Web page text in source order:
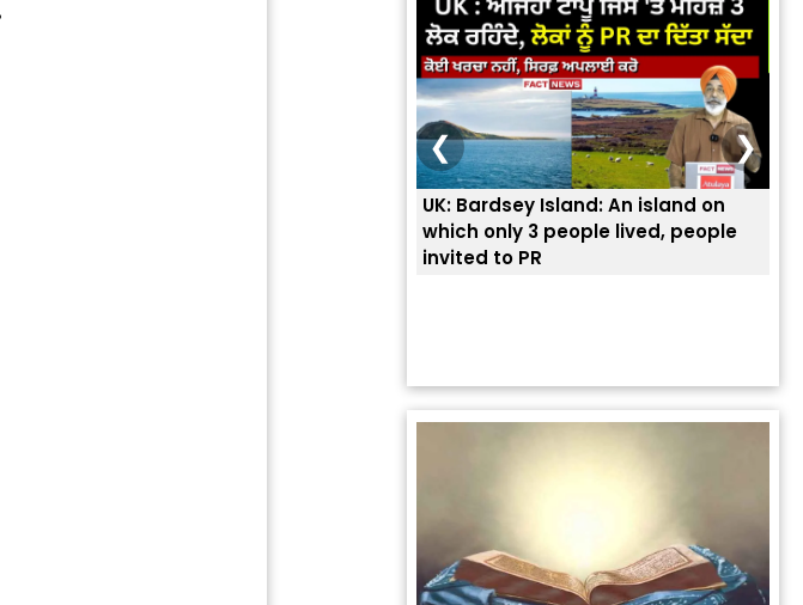
UK: Bardsey Island: An island on
which only 3 people lived, people
invited to PR
ਭਾਰਤੀਆਂ ਨੂੰ
ਅਮਰੀਕਾ ਨੇ ? |
❮ ❯